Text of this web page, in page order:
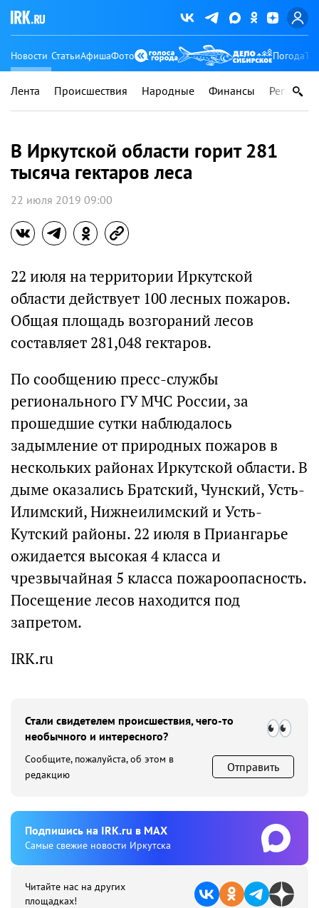
Новости СтатьиАфишаФото Погода
Лента Происшествия Народные Финансы Регионы
В Иркутской области горит 281
тысяча гектаров леса
22 июля 2019 09:00
22 июля на территории Иркутской
области действует 100 лесных пожаров.
Общая площадь возгораний лесов
составляет 281,048 гектаров.
По сообщению пресс-службы
регионального ГУ МЧС России, за
прошедшие сутки наблюдалось
задымление от природных пожаров в
нескольких районах Иркутской области. В
дыме оказались Братский, Чунский, Усть-
Илимский, Нижнеилимский и Усть-
Кутский районы. 22 июля в Приангарье
ожидается высокая 4 класса и
чрезвычайная 5 класса пожароопасность.
Посещение лесов находится под
запретом.
IRK.ru
Стали свидетелем происшествия, чего-то
необычного и интересного?
Сообщите, пожалуйста, об этом в
редакцию
Отправить
Подпишиcь на IRK.ru в MAX
Cамые свежие новости Иркутска
Читайте нас на других
площадках!